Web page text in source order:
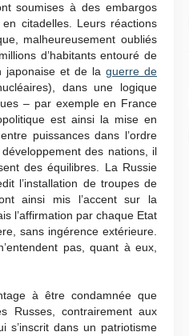
soumises à des embargos
citadelles. Leurs réactions
malheureusement oubliés
d’habitants entouré de
japonaise et de la guerre de
dans une logique
– par exemple en France
est ainsi la mise en
puissances dans l’ordre
des nations, il
des équilibres. La Russie
l’installation de troupes de
ainsi mis l’accent sur la
l’affirmation par chaque Etat
sans ingérence extérieure.
pas, quant à eux,
à être condamnée que
Russes, contrairement aux
s’inscrit dans un patriotisme